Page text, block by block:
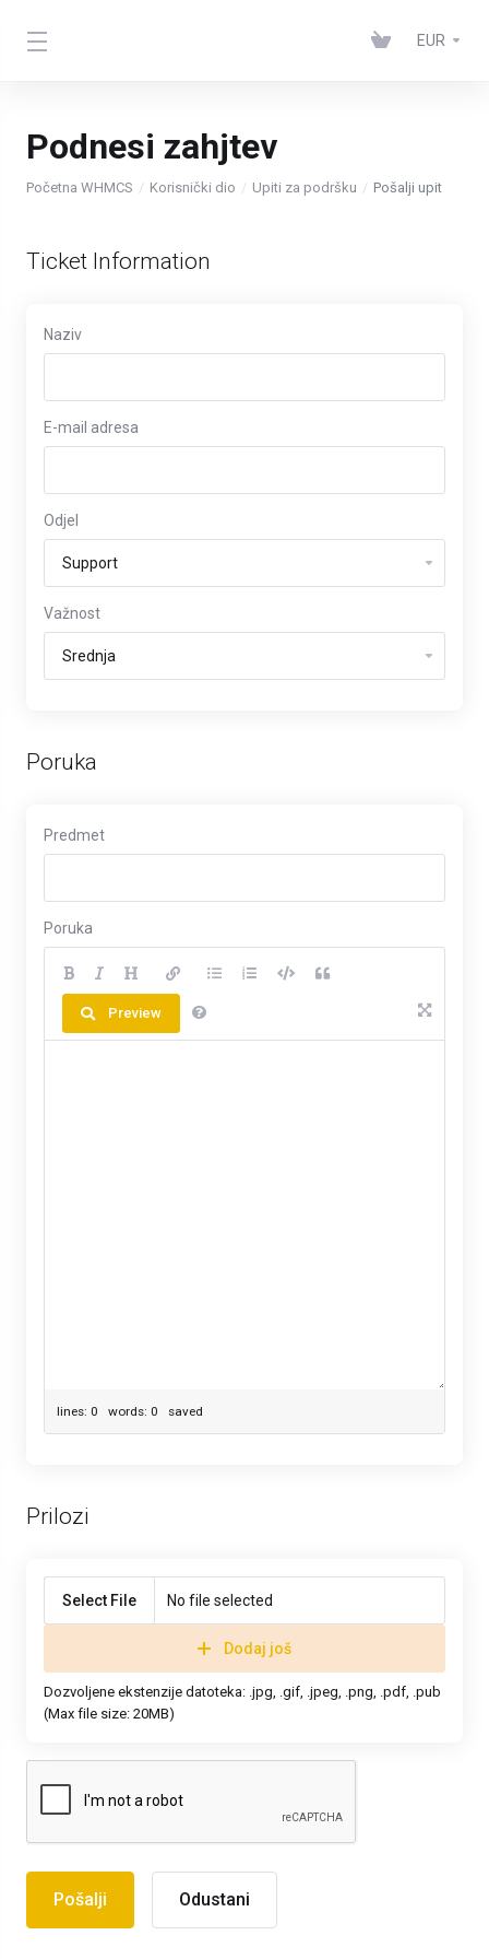
EUR
Podnesi zahjtev
Početna WHMCS Korisnički dio Upiti za podršku Pošalji upit
Ticket Information
Naziv
E-mail adresa
Odjel
Važnost
Poruka
Predmet
Poruka
Preview
lines: 0 words: 0 saved
Prilozi
Select File No file selected
Dodaj još
Dozvoljene ekstenzije datoteka: .jpg, .gif, .jpeg, .png, .pdf, .pub
(Max file size: 20MB)
Odustani